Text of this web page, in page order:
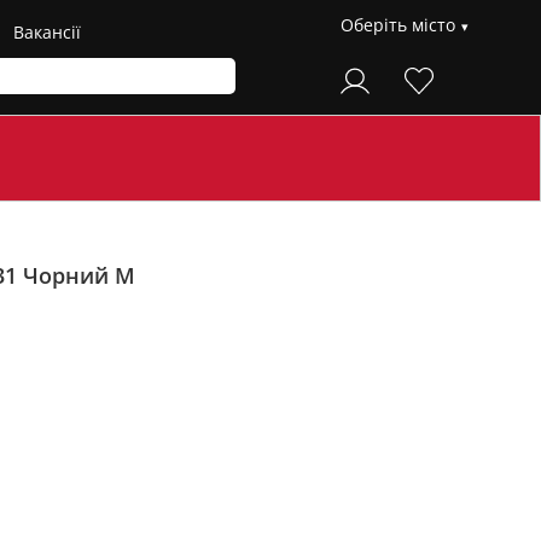
Вакансії Оберіть місто
Чорний M